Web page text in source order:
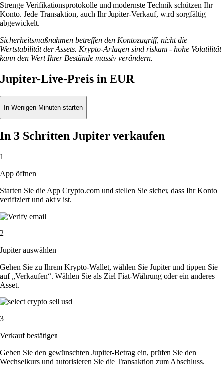
Strenge Verifikationsprotokolle und modernste Technik schützen Ihr
Konto. Jede Transaktion, auch Ihr Jupiter-Verkauf, wird sorgfältig
abgewickelt.
Sicherheitsmaßnahmen betreffen den Kontozugriff, nicht die
Wertstabilität der Assets. Krypto-Anlagen sind riskant - hohe Volatilität
kann den Wert Ihrer Bestände massiv verändern.
Jupiter-Live-Preis in EUR
In Wenigen Minuten starten
In 3 Schritten Jupiter verkaufen
1
App öffnen
Starten Sie die App Crypto.com und stellen Sie sicher, dass Ihr Konto
verifiziert und aktiv ist.
2
Jupiter auswählen
Gehen Sie zu Ihrem Krypto-Wallet, wählen Sie Jupiter und tippen Sie
auf „Verkaufen“. Wählen Sie als Ziel Fiat-Währung oder ein anderes
Asset.
3
Verkauf bestätigen
Geben Sie den gewünschten Jupiter-Betrag ein, prüfen Sie den
Wechselkurs und autorisieren Sie die Transaktion zum Abschluss.